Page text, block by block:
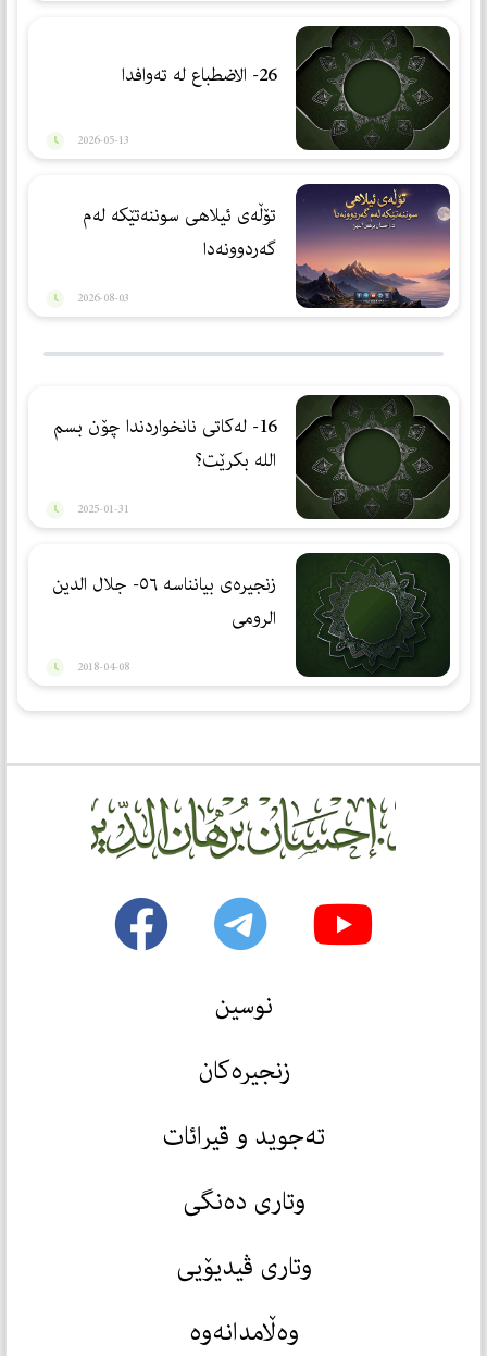
26- الاضطباع لە تەوافدا
2026-05-13
تۆڵەی ئیلاهی سوننەتێكە لەم
گەردوونەدا
2026-08-03
16- لەكاتی نانخواردندا چۆن بسم
الله بكرێت؟
2025-01-31
زنجیرەی بیانناسە ٥٦- جلال الدین
الرومی
2018-04-08
نوسین
زنجیرەکان
تەجوید و قیرائات
وتاری دەنگی
وتاری ڤیدیۆیی
وەڵامدانەوە